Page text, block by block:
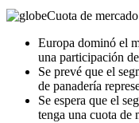
Cuota de mercado
Europa dominó el
una participación
Se prevé que el
de panadería
Se espera que el
tenga una cuota de